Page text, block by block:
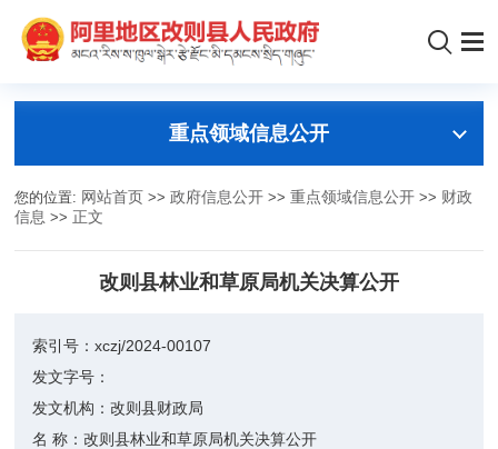
重点领域信息公开
您的位置: 网站首页 >>政府信息公开 >>重点领域信息公开 >> 财政
信息 >> 正文
改则县林业和草原局机关决算公开
索引号：xczj/2024-00107
发文字号：
发文机构：改则县财政局
名 称：改则县林业和草原局机关决算公开